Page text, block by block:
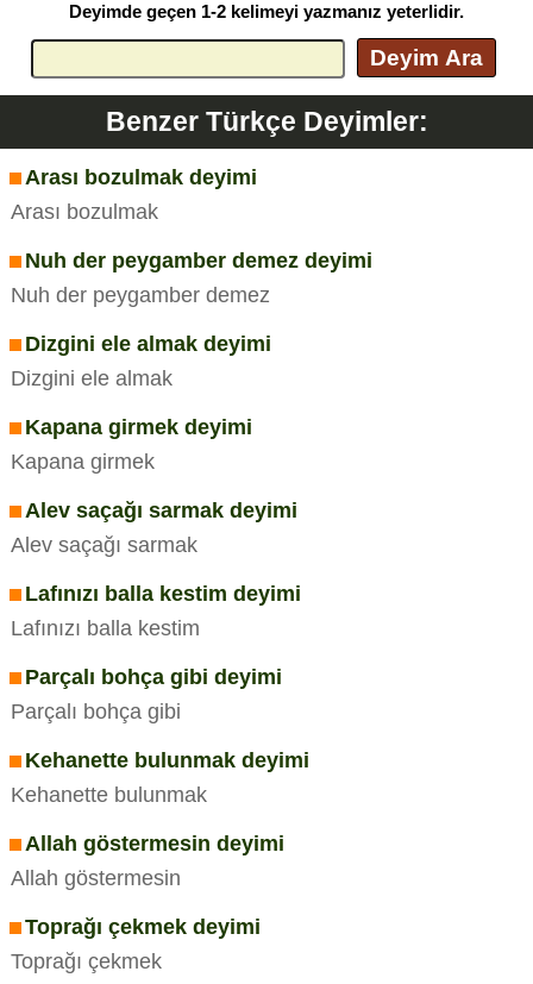
Deyimde geçen 1-2 kelimeyi yazmanız yeterlidir.
Deyim Ara
Benzer Türkçe Deyimler:
Arası bozulmak deyimi
Arası bozulmak
Nuh der peygamber demez deyimi
Nuh der peygamber demez
Dizgini ele almak deyimi
Dizgini ele almak
Kapana girmek deyimi
Kapana girmek
Alev saçağı sarmak deyimi
Alev saçağı sarmak
Lafınızı balla kestim deyimi
Lafınızı balla kestim
Parçalı bohça gibi deyimi
Parçalı bohça gibi
Kehanette bulunmak deyimi
Kehanette bulunmak
Allah göstermesin deyimi
Allah göstermesin
Toprağı çekmek deyimi
Toprağı çekmek